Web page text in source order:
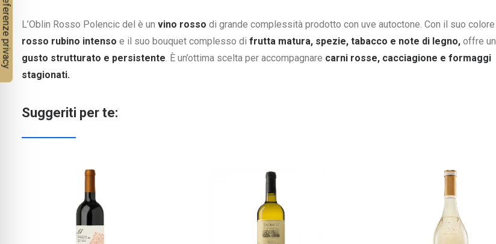
L’Oblin Rosso Polencic del è un vino rosso di grande complessità prodotto con uve autoctone. Con il suo colore
rosso rubino intenso e il suo bouquet complesso di frutta matura, spezie, tabacco e note di legno, offre un
gusto strutturato e persistente. È un’ottima scelta per accompagnare carni rosse, cacciagione e formaggi
stagionati.
Suggeriti per te: